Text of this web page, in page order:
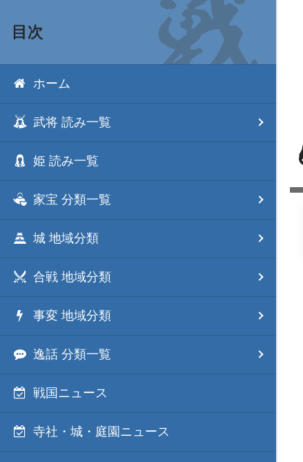
目次
ホーム
武将 読み一覧
姫 読み一覧
家宝 分類一覧
城 地域分類
合戦 地域分類
事変 地域分類
逸話 分類一覧
戦国ニュース
寺社・城・庭園ニュース